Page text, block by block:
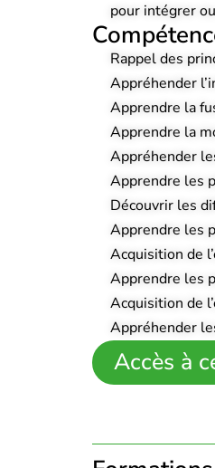
pour intégrer
Rappel des
Appréhender
Apprendre la
Apprendre la
Appréhender
Apprendre les
Découvrir les
Apprendre les
Acquisition de
Apprendre les
Acquisition de
Appréhender
Accès à